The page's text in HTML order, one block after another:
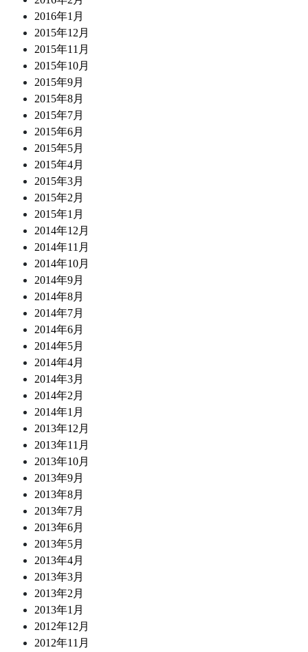
2016年1月
2015年12月
2015年11月
2015年10月
2015年9月
2015年8月
2015年7月
2015年6月
2015年5月
2015年4月
2015年3月
2015年2月
2015年1月
2014年12月
2014年11月
2014年10月
2014年9月
2014年8月
2014年7月
2014年6月
2014年5月
2014年4月
2014年3月
2014年2月
2014年1月
2013年12月
2013年11月
2013年10月
2013年9月
2013年8月
2013年7月
2013年6月
2013年5月
2013年4月
2013年3月
2013年2月
2013年1月
2012年12月
2012年11月